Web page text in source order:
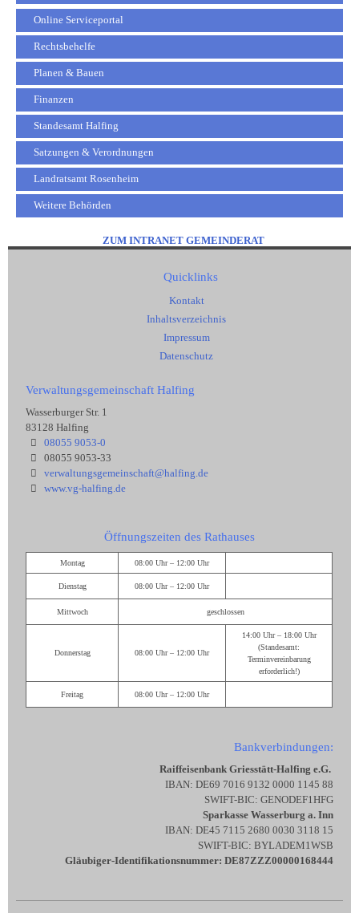
Online Serviceportal
Rechtsbehelfe
Planen & Bauen
Finanzen
Standesamt Halfing
Satzungen & Verordnungen
Landratsamt Rosenheim
Weitere Behörden
ZUM INTRANET GEMEINDERAT
Quicklinks
Kontakt
Inhaltsverzeichnis
Impressum
Datenschutz
Verwaltungsgemeinschaft Halfing
Wasserburger Str. 1
83128 Halfing
08055 9053-0
08055 9053-33
verwaltungsgemeinschaft@halfing.de
www.vg-halfing.de
Öffnungszeiten des Rathauses
Montag 08:00 Uhr – 12:00 Uhr
Dienstag 08:00 Uhr – 12:00 Uhr
Mittwoch geschlossen
Donnerstag 08:00 Uhr – 12:00 Uhr
14:00 Uhr – 18:00 Uhr
(Standesamt:
Terminvereinbarung
erforderlich!)
Freitag 08:00 Uhr – 12:00 Uhr
Bankverbindungen:
Raiffeisenbank Griesstätt-Halfing e.G.
IBAN: DE69 7016 9132 0000 1145 88
SWIFT-BIC: GENODEF1HFG
Sparkasse Wasserburg a. Inn
IBAN: DE45 7115 2680 0030 3118 15
SWIFT-BIC: BYLADEM1WSB
Gläubiger-Identifikationsnummer: DE87ZZZ00000168444